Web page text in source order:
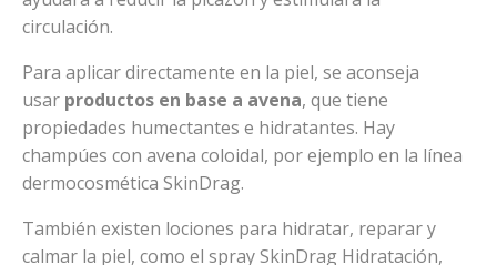
circulación.
Para aplicar directamente en la piel, se aconseja
usar productos en base a avena, que tiene
propiedades humectantes e hidratantes. Hay
champúes con avena coloidal, por ejemplo en la línea
dermocosmética SkinDrag.
También existen lociones para hidratar, reparar y
calmar la piel, como el spray SkinDrag Hidratación,